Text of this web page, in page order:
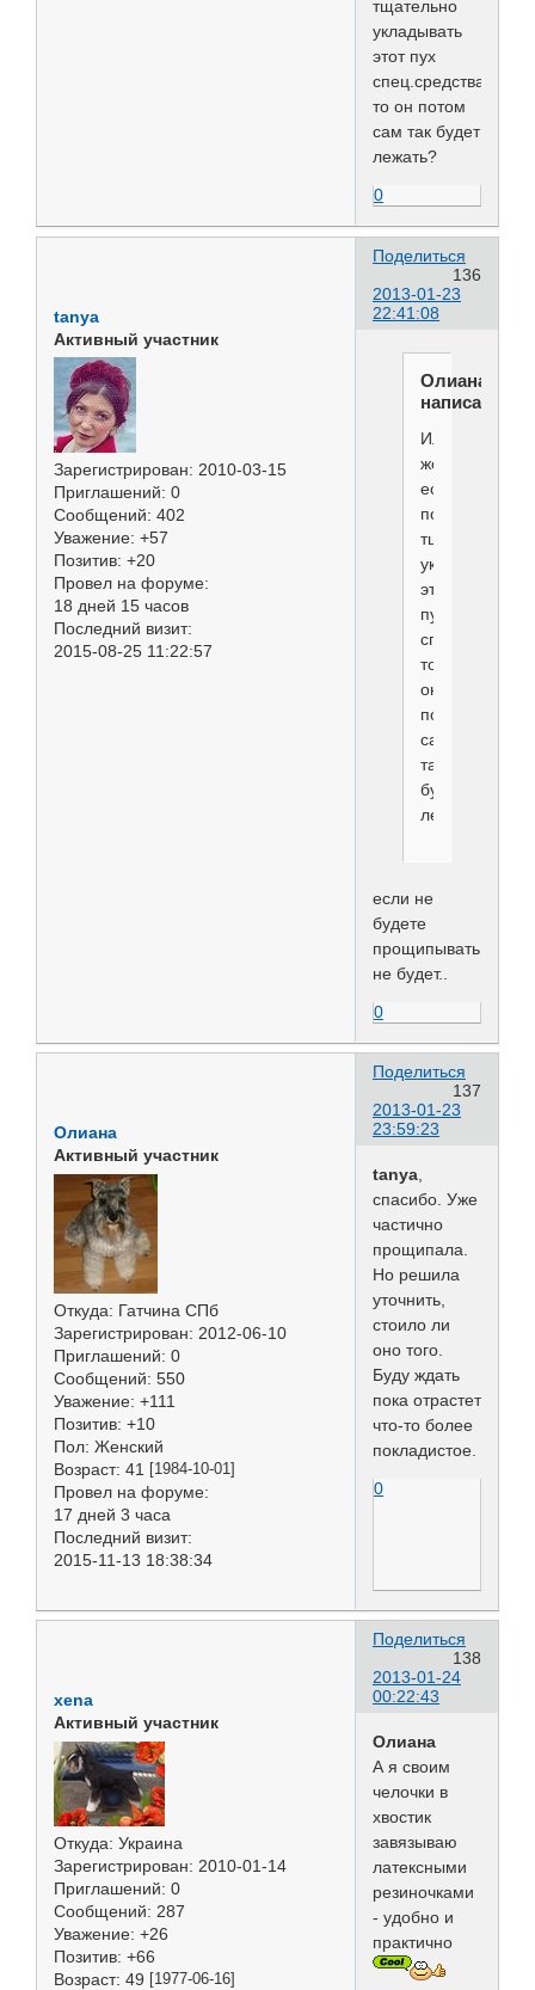
тщательно
укладывать
этот пух
спец.средствами,
то он потом
сам так будет
лежать?
0
Поделиться
136
2013-01-23
22:41:08
tanya
Активный участник
Зарегистрирован: 2010-03-15
Приглашений: 0
Сообщений: 402
Уважение: +57
Позитив: +20
Провел на форуме:
18 дней 15 часов
Последний визит:
2015-08-25 11:22:57
Олиана
написал(а):
Или
же
если
постоянно
тщательно
укладывать
этот
пух
то
он
потом
сам
так
будет
лежать?
если не
будете
не будет..
0
Поделиться
137
2013-01-23
23:59:23
Олиана
Активный участник
Откуда: Гатчина СПб
Зарегистрирован: 2012-06-10
Приглашений: 0
Сообщений: 550
Уважение: +111
Позитив: +10
Пол: Женский
Возраст: 41 [1984-10-01]
Провел на форуме:
17 дней 3 часа
Последний визит:
2015-11-13 18:38:34
tanya,
спасибо. Уже
частично
прощипала.
Но решила
уточнить,
стоило ли
оно того.
Буду ждать
пока отрастет
что-то более
покладистое.
0
Поделиться
138
2013-01-24
00:22:43
xena
Активный участник
Откуда: Украина
Зарегистрирован: 2010-01-14
Приглашений: 0
Сообщений: 287
Уважение: +26
Позитив: +66
Возраст: 49 [1977-06-16]
Олиана
А я своим
челочки в
хвостик
завязываю
латексными
резиночками
- удобно и
практично